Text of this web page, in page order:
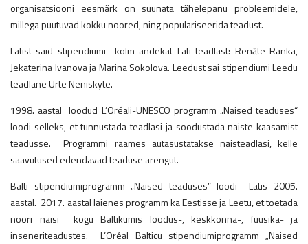
organisatsiooni eesmärk on suunata tähelepanu probleemidele,
millega puutuvad kokku noored, ning populariseerida teadust.
Lätist said stipendiumi kolm andekat Läti teadlast: Renāte Ranka,
Jekaterina Ivanova ja Marina Sokolova. Leedust sai stipendiumi Leedu
teadlane Urte Neniskyte.
1998. aastal loodud L’Oréali-UNESCO programm „Naised teaduses“
loodi selleks, et tunnustada teadlasi ja soodustada naiste kaasamist
teadusse. Programmi raames autasustatakse naisteadlasi, kelle
saavutused edendavad teaduse arengut.
Balti stipendiumiprogramm „Naised teaduses” loodi Lätis 2005.
aastal. 2017. aastal laienes programm ka Eestisse ja Leetu, et toetada
noori naisi kogu Baltikumis loodus-, keskkonna-, füüsika- ja
inseneriteadustes. L’Oréal Balticu stipendiumiprogramm „Naised